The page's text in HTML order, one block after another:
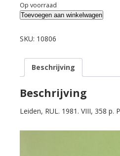
Op voorraad
Gruys,
The
Printed
Editions
(1518-
1664)
Aeschylus.
Toevoegen aan winkelwagen
SKU: 10806
Beschrijving
Beschrijving
Leiden, RUL. 1981. VIII, 358 p.